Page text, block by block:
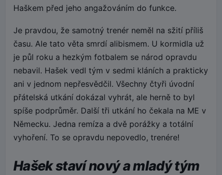
Haškem před jeho angažováním do funkce.
Je pravdou, že samotný trenér neměl na sžití příliš
času. Ale tato věta smrdí alibismem. U kormidla už
je půl roku a hezkým fotbalem se národ opravdu
nebavil. Hašek vedl tým v sedmi kláních a prakticky
ani v jednom nepřesvědčil. Všechny čtyři úvodní
přátelská utkání dokázal vyhrát, ale herně to byl
spíše podprůměr. Další tři utkání ho čekala na ME v
Německu. Jedna remíza a dvě porážky a totální
vyhoření. To se opravdu nepovedlo, trenére!
Hašek staví nový a mladý tým